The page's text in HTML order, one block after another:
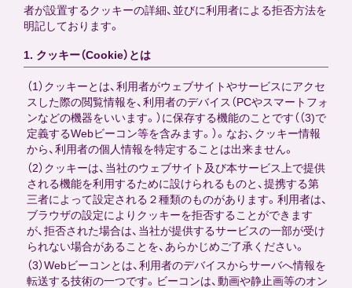
者が設置するクッキーの詳細、並びに利用者による拒否方法を
明記しております。
1. クッキー（Cookie）とは
（1）クッキーとは、利用者がウェブサイトやサービスにアクセ
スした際の閲覧情報を、利用者のデバイス（PCやスマートフォ
ンなどの機器をいいます。）に保存する機能のことです（（3)で
定義するWebビーコン等を含みます。）。なお、クッキー情報
から、利用者の個人情報を特定することは出来ません。
（2）クッキーは、当社のウェブサイト及び本サービス上で提供
される機能を利用するために設けられるものと、提携する第
三者によって設定される２種類のものがあります。利用者は、
ブラウザの設定によりクッキーを拒否することができます
が、拒否された場合は、当社が提供するサービスの一部が受け
られない場合があることを、あらかじめご了承ください。
（3）Webビーコンとは、利用者のデバイスからサーバへ情報を
転送する技術の一つです。ビーコンは、動画や静止画等のオン